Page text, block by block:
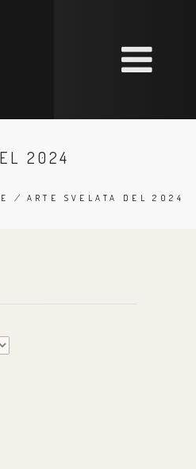
2024
/ ARTE SVELATA DEL 2024